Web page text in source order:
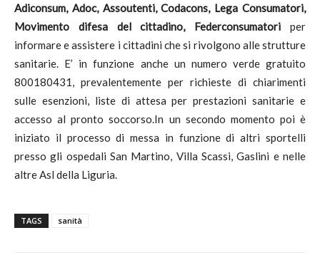
Adiconsum, Adoc, Assoutenti, Codacons, Lega Consumatori,
Movimento difesa del cittadino, Federconsumatori per
informare e assistere i cittadini che si rivolgono alle strutture
sanitarie. E’ in funzione anche un numero verde gratuito
800180431, prevalentemente per richieste di chiarimenti
sulle esenzioni, liste di attesa per prestazioni sanitarie e
accesso al pronto soccorso.In un secondo momento poi è
iniziato il processo di messa in funzione di altri sportelli
presso gli ospedali San Martino, Villa Scassi, Gaslini e nelle
altre Asl della Liguria.
TAGS sanità